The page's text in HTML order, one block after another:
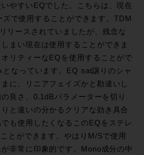
やすいEQでした。こちらは、現在
で使用することができます。TDM
リースされていましたが、残念な
まい現在は使用することができま
リティーなEQを使用することがで
となっています。EQ sat譲りのシャ
に、リニアフェイズかと勘違いし
良さ、0.1dBパラメーターを切り
と違いの分かるクリアな効き具合
も使用したくなるこのEQをステレ
とができます。やはりM/Sで使用
が非常に印象的です。Mono成分の中